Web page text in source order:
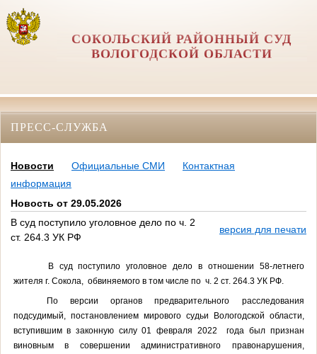
СОКОЛЬСКИЙ РАЙОННЫЙ СУД
ВОЛОГОДСКОЙ ОБЛАСТИ
ПРЕСС-СЛУЖБА
Новости Официальные СМИ
Контактная
информация
Новость от 29.05.2026
В суд поступило уголовное дело по ч. 2
ст. 264.3 УК РФ
версия для печати
В суд поступило уголовное дело в отношении 58-летнего
жителя г. Сокола, обвиняемого в том числе по ч. 2 ст. 264.3 УК РФ.
По версии органов предварительного расследования
подсудимый,
постановлением мирового судьи Вологодской области,
вступившим в законную силу 01 февраля 2022 года был признан
виновным в совершении административного правонарушения,